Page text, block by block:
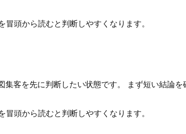
頭から読むと判断しやすくなります。
集客を先に判断したい状態です。 まず短い結論
頭から読むと判断しやすくなります。